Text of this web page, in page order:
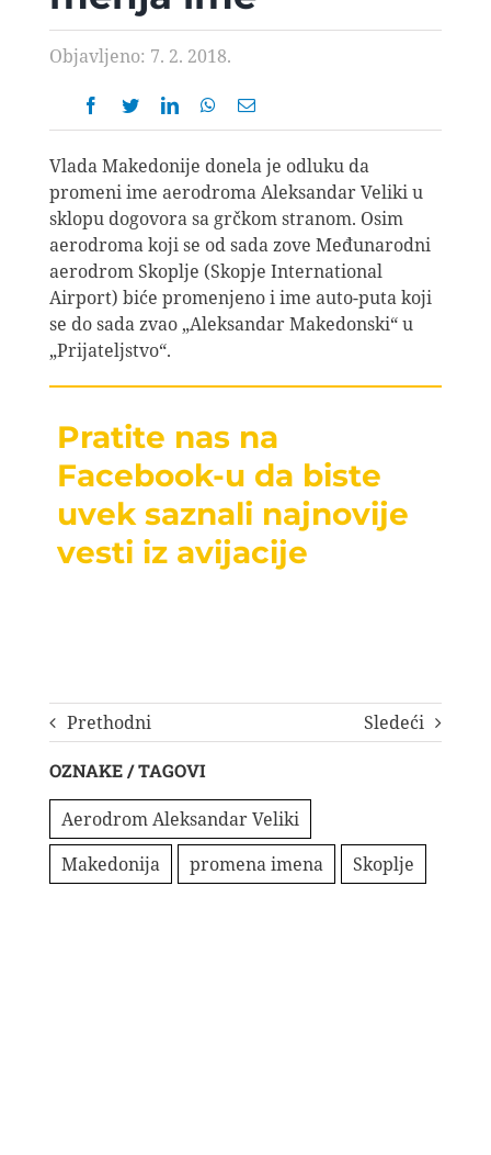
FOTO PRIČA
AGENT
for:
Objavljeno: 7. 2. 2018.
Vlada Makedonije donela je odluku da
promeni ime aerodroma Aleksandar Veliki u
sklopu dogovora sa grčkom stranom. Osim
aerodroma koji se od sada zove Međunarodni
aerodrom Skoplje (Skopje International
Airport) biće promenjeno i ime auto-puta koji
se do sada zvao „Aleksandar Makedonski“ u
„Prijateljstvo“.
Pratite nas na
Facebook-u da biste
uvek saznali najnovije
vesti iz avijacije
Prethodni Sledeći
OZNAKE / TAGOVI
Aerodrom Aleksandar Veliki
Makedonija
promena imena Skoplje